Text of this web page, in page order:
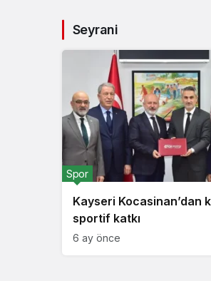
Seyrani
Kayseri Kocasinan’dan
sportif katkı
Spor
6 ay önce